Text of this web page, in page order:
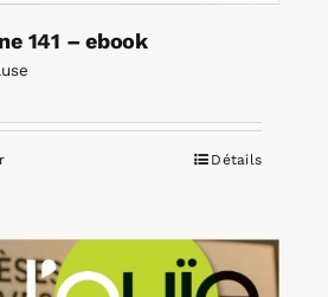
141 – ebook
Détails